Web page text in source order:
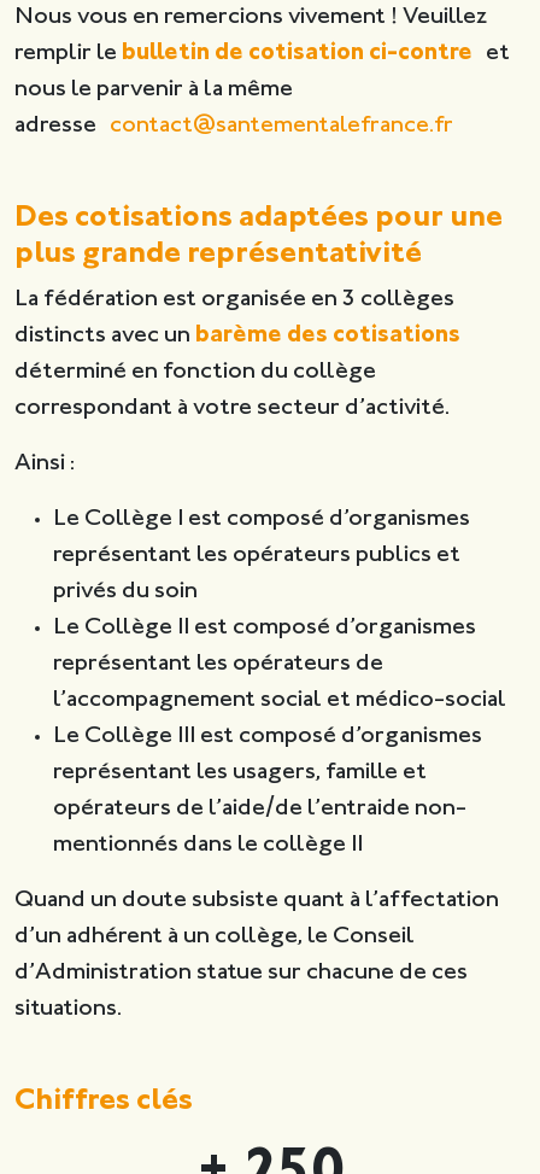
Nous vous en remercions vivement ! Veuillez
remplir le bulletin de cotisation ci-contre
et
nous le parvenir à la même
adresse contact@santementalefrance.fr
Des cotisations adaptées pour une
plus grande représentativité
La fédération est organisée en 3 collèges
distincts avec un barème des cotisations
déterminé en fonction du collège
correspondant à votre secteur d’activité.
Ainsi :
Le Collège I est composé d’organismes
représentant les opérateurs publics et
privés du soin
Le Collège II est composé d’organismes
représentant les opérateurs de
l’accompagnement social et médico-social
Le Collège III est composé d’organismes
représentant les usagers, famille et
opérateurs de l’aide/de l’entraide non-
mentionnés dans le collège II
Quand un doute subsiste quant à l’affectation
d’un adhérent à un collège, le Conseil
d’Administration statue sur chacune de ces
situations.
Chiffres clés